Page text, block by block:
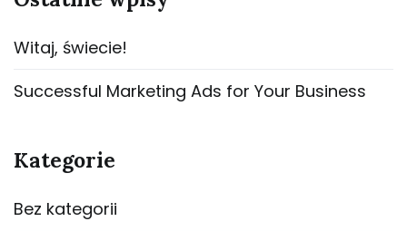
Witaj, świecie!
Successful Marketing Ads for Your Business
Kategorie
Bez kategorii